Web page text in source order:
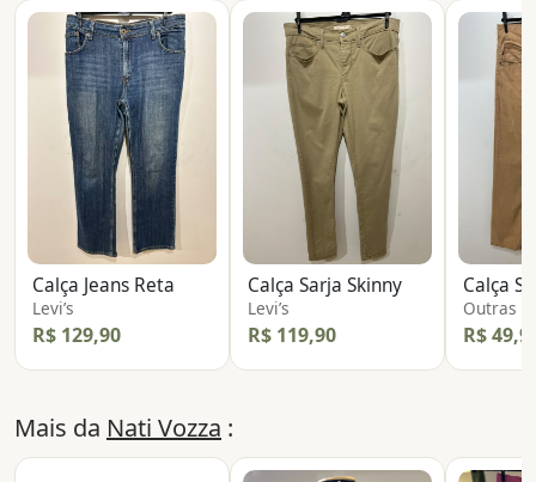
Calça Jeans Reta
Levi’s
R$ 129,90
Calça Sarja Skinny
Levi’s
R$ 119,90
Calça
Outras
R$
Mais da Nati Vozza :